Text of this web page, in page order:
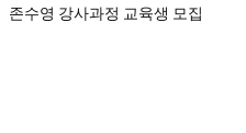
존수영 강사과정 교육생 모집